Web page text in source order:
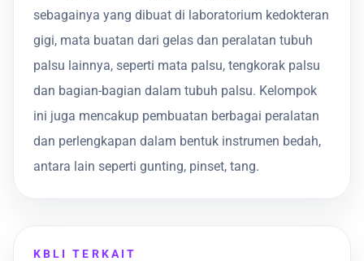
sebagainya yang dibuat di laboratorium kedokteran
gigi, mata buatan dari gelas dan peralatan tubuh
palsu lainnya, seperti mata palsu, tengkorak palsu
dan bagian-bagian dalam tubuh palsu. Kelompok
ini juga mencakup pembuatan berbagai peralatan
dan perlengkapan dalam bentuk instrumen bedah,
antara lain seperti gunting, pinset, tang.
KBLI TERKAIT